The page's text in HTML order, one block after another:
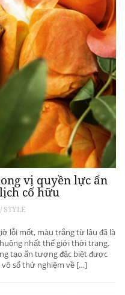
vị quyền lực ẩn
cố hữu
STYLE
lỗi mốt, màu trắng từ lâu đã là
nhất thế giới thời trang.
tạo ấn tượng đặc biệt được
số thử nghiệm về […]